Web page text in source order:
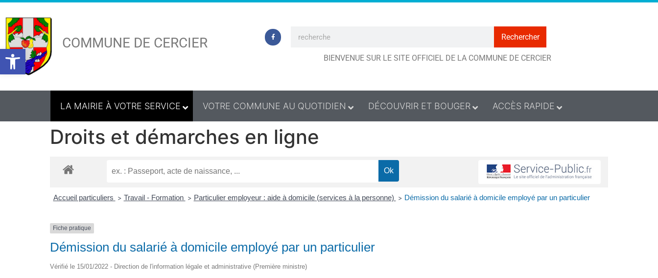
Ouvrir la barre d’outils
COMMUNE DE CERCIER Rechercher
BIENVENUE SUR LE SITE OFFICIEL DE LA COMMUNE DE CERCIER
LA MAIRIE À VOTRE SERVICE VOTRE COMMUNE AU QUOTIDIEN DÉCOUVRIR ET BOUGER ACCÈS RAPIDE
Droits et démarches en ligne
Accueil particuliers > Travail - Formation > Particulier employeur : aide à domicile (services à la personne) > Démission du salarié à domicile employé par un particulier
Fiche pratique
Démission du salarié à domicile employé par un particulier
Vérifié le 15/01/2022 - Direction de l'information légale et administrative (Première ministre)